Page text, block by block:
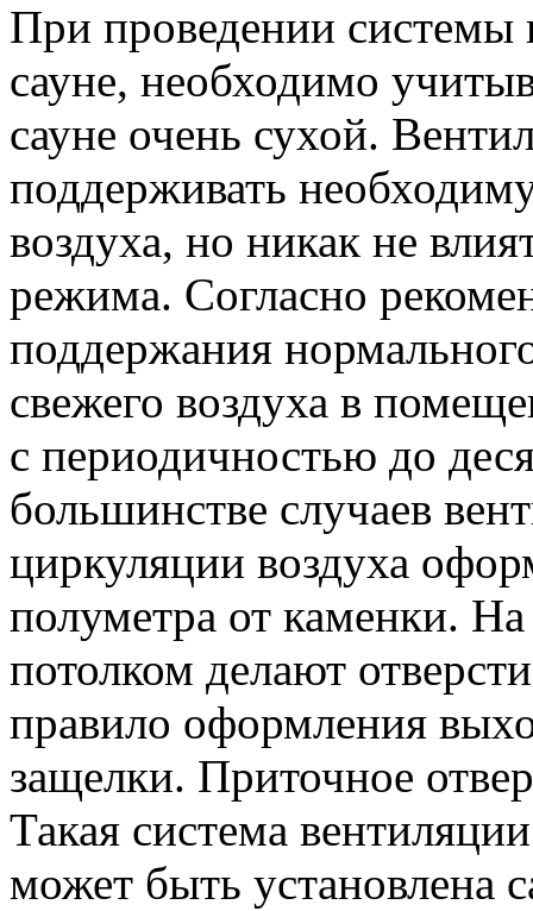
При проведении системы
сауне, необходимо
сауне очень сухой.
поддерживать
воздуха, но никак не
режима. Согласно
поддержания
свежего воздуха в
с периодичностью до
большинстве случаев
циркуляции воздуха
полуметра от каменки.
потолком делают
правило оформления
защелки. Приточное
Такая система
может быть установлена